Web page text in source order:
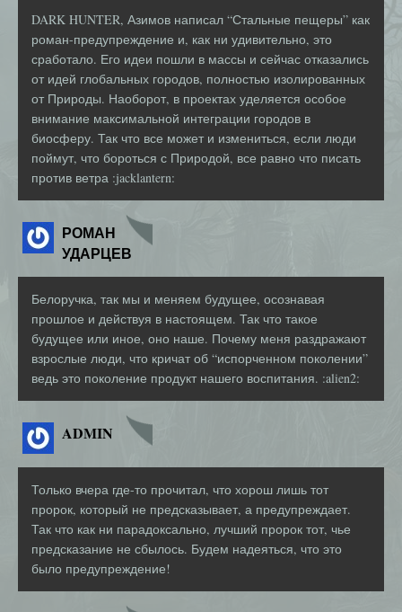
DARK HUNTER, Азимов написал “Стальные пещеры” как
роман-предупреждение и, как ни удивительно, это
сработало. Его идеи пошли в массы и сейчас отказались
от идей глобальных городов, полностью изолированных
от Природы. Наоборот, в проектах уделяется особое
внимание максимальной интеграции городов в
биосферу. Так что все может и измениться, если люди
поймут, что бороться с Природой, все равно что писать
против ветра :jacklantern:
РОМАН
УДАРЦЕВ
Белоручка, так мы и меняем будущее, осознавая
прошлое и действуя в настоящем. Так что такое
будущее или иное, оно наше. Почему меня раздражают
взрослые люди, что кричат об “испорченном поколении”
ведь это поколение продукт нашего воспитания. :alien2:
ADMIN
Только вчера где-то прочитал, что хорош лишь тот
пророк, который не предсказывает, а предупреждает.
Так что как ни парадоксально, лучший пророк тот, чье
предсказание не сбылось. Будем надеяться, что это
было предупреждение!